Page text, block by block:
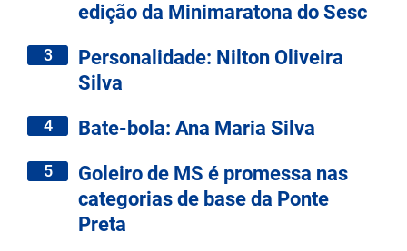
edição da Minimaratona do Sesc
3
Personalidade: Nilton Oliveira
Silva
4 Bate-bola: Ana Maria Silva
5
Goleiro de MS é promessa nas
categorias de base da Ponte
Preta